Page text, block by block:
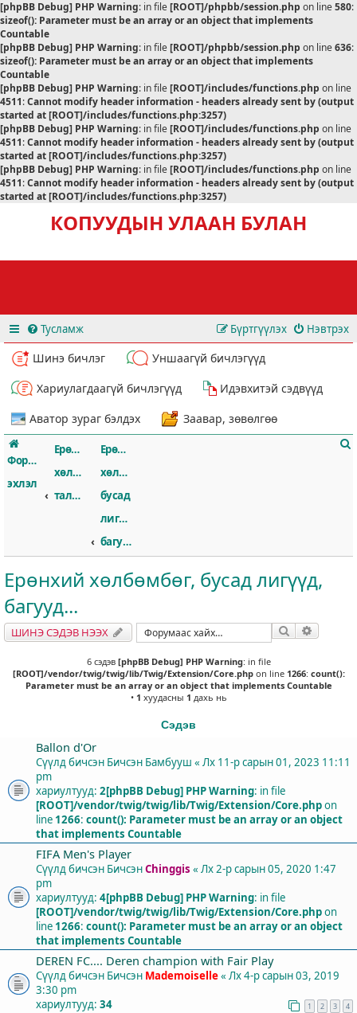
[phpBB Debug] PHP Warning: in file[ROOT]/phpbb/session.php on line580:
sizeof(): Parameter must be an array or an object that implements
Countable
[phpBB Debug] PHP Warning: in file[ROOT]/phpbb/session.php on line636:
sizeof(): Parameter must be an array or an object that implements
Countable
[phpBB Debug] PHP Warning: in file[ROOT]/includes/functions.php on line
4511:Cannot modify header information - headers already sent by (output
started at [ROOT]/includes/functions.php:3257)
[phpBB Debug] PHP Warning: in file[ROOT]/includes/functions.php on line
4511:Cannot modify header information - headers already sent by (output
started at [ROOT]/includes/functions.php:3257)
[phpBB Debug] PHP Warning: in file[ROOT]/includes/functions.php on line
4511:Cannot modify header information - headers already sent by (output
started at [ROOT]/includes/functions.php:3257)
КОПУУДЫН УЛААН БУЛАН
Тусламж Нэвтрэх
Бүртгүүлэх
Шинэ бичлэг
Уншаагүй бичлэгүүд
Хариулагдаагүй бичлэгүүд
Идэвхитэй сэдвүүд
Аватор зураг бэлдэх
Заавар, зөвөлгөө
Форумын
эхлэл
Ерөнхий
хөлбөмбөгийн
талаар
Ерөнхий
хөлбөмбөг,
бусад
лигүүд,
багууд...
Ерөнхий хөлбөмбөг, бусад лигүүд,
багууд...
ШИНЭ СЭДЭВ НЭЭХ Хайлт
6 сэдэв [phpBB Debug] PHP Warning: in file
[ROOT]/vendor/twig/twig/lib/Twig/Extension/Core.phpon line 1266: count():
Parameter must be an array or an object that implements Countable
• 1 хуудасны 1 дахь нь
Сэдэв
Ballon d'Or
Сүүлд бичсэн Бичсэн Бамбууш « Лх 11-р сарын 01, 2023 11:11
pm
хариултууд: 2[phpBB Debug] PHP Warning: in file
[ROOT]/vendor/twig/twig/lib/Twig/Extension/Core.phpon
line 1266: count(): Parameter must be an array or an object
that implements Countable
FIFA Men's Player
Сүүлд бичсэн БичсэнChinggis « Лх 2-р сарын 05, 2020 1:47
pm
хариултууд: 4[phpBB Debug] PHP Warning: in file
[ROOT]/vendor/twig/twig/lib/Twig/Extension/Core.phpon
line 1266: count(): Parameter must be an array or an object
that implements Countable
DEREN FC.... Deren champion with Fair Play
Сүүлд бичсэн Бичсэн Mademoiselle« Лх 4-р сарын 03, 2019
3:30 pm
хариултууд: 34 1 2 3 4